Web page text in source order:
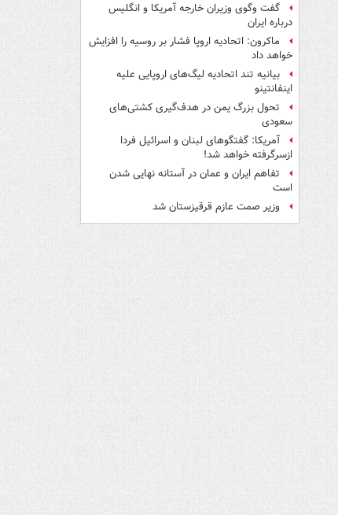
گفت وگوی وزیران خارجه آمریکا و انگلیس
درباره ایران
ماکرون: اتحادیه اروپا فشار بر روسیه را افزایش
خواهد داد
بیانیه تند اتحادیه لیگ‌های اروپایی علیه
اینفانتینو
تحول بزرگ یمن در هدف‌گیری کشتی‌های
سعودی
آمریکا: گفتگوهای لبنان و اسرائیل فردا
ازسرگرفته خواهد شد!
تفاهم ایران و عمان در آستانه نهایی شدن
است
وزیر صمت عازم قرقیزستان شد